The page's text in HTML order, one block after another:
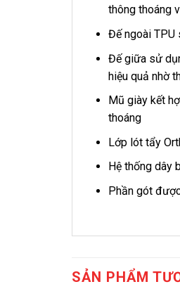
thông thoáng
Đế ngoài TPU
Đế giữa sử
hiệu quả nhờ
Mũ giày kết
thoáng
Lớp lót tẩy
Hệ thống dây
Phần gót
SẢN PHẨM